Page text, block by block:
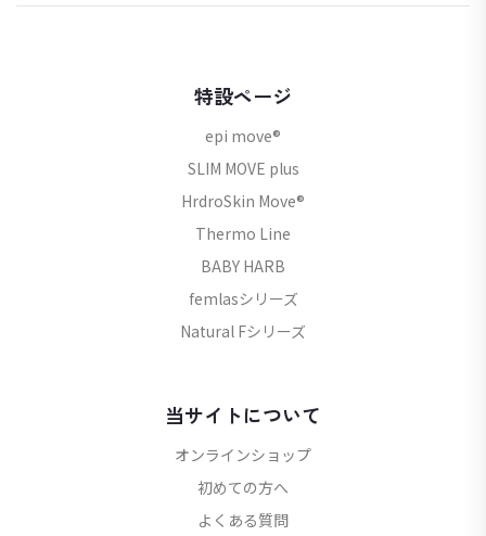
特設ページ
epi move®
SLIM MOVE plus
HrdroSkin Move®
Thermo Line
BABY HARB
femlasシリーズ
Natural Fシリーズ
当サイトについて
オンラインショップ
初めての方へ
よくある質問